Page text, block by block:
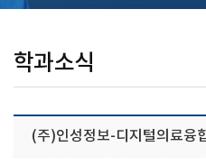
학과소식
(주)인성정보-디지털의료융